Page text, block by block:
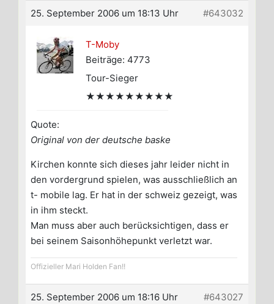
25. September 2006 um 18:13 Uhr #643032
T-Moby
Beiträge: 4773
Tour-Sieger
★★★★★★★★★
Quote:
Original von der deutsche baske
Kirchen konnte sich dieses jahr leider nicht in
den vordergrund spielen, was ausschließlich an
t- mobile lag. Er hat in der schweiz gezeigt, was
in ihm steckt.
Man muss aber auch berücksichtigen, dass er
bei seinem Saisonhöhepunkt verletzt war.
Offizieller Mari Holden Fan!!
25. September 2006 um 18:16 Uhr #643027